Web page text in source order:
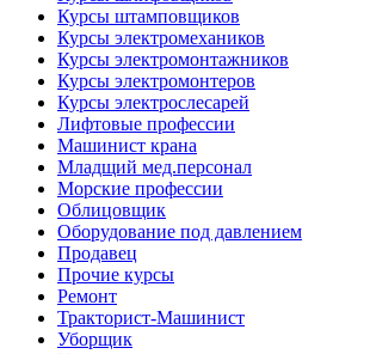
Курсы штамповщиков
Курсы электромехаников
Курсы электромонтажников
Курсы электромонтеров
Курсы электрослесарей
Лифтовые профессии
Машинист крана
Младщий мед.персонал
Морские профессии
Облицовщик
Оборудование под давлением
Продавец
Прочие курсы
Ремонт
Тракторист-Машинист
Уборщик